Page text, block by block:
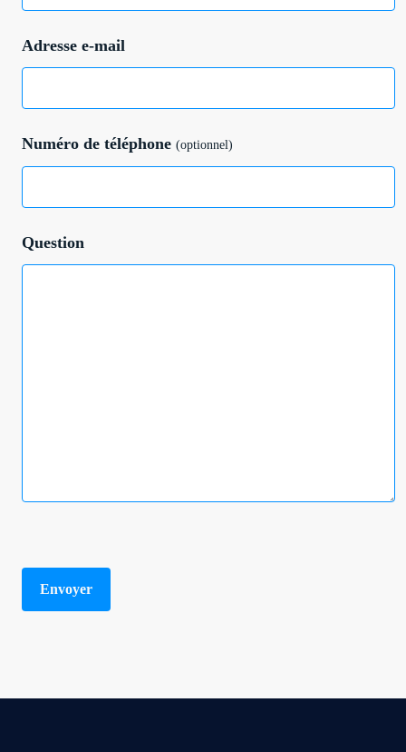
Adresse e-mail
Numéro de téléphone (optionnel)
Question